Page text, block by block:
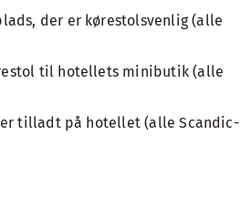
der er kørestolsvenlig (alle
til hotellets minibutik (alle
tilladt på hotellet (alle Scandic-